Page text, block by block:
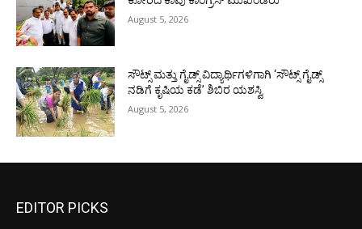
August 5, 2026
ಸೌಟ್ಸ್ ಮತ್ತು ಗೈಡ್ಸ್ ವಿದ್ಯಾರ್ಥಿಗಳಿಗಾಗಿ ‘ಸೌಟ್ಸ್ ಗೈಡ್ಸ್
ನಡಿಗೆ ಕೃಷಿಯ ಕಡೆ’ ಶಿಬಿರ ಯಶಸ್ವಿ
August 5, 2026
EDITOR PICKS